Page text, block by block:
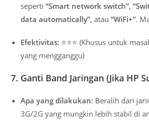
seperti“Smart network switch”,
data automatically”, atau“WiFi+”.
Efektivitas: ⭐⭐⭐ (Khusus untuk
yang mengganggu)
7. Ganti Band Jaringan (Jika HP
Apa yang dilakukan: Beralih dari
3G/2G yang mungkin lebih stabil di